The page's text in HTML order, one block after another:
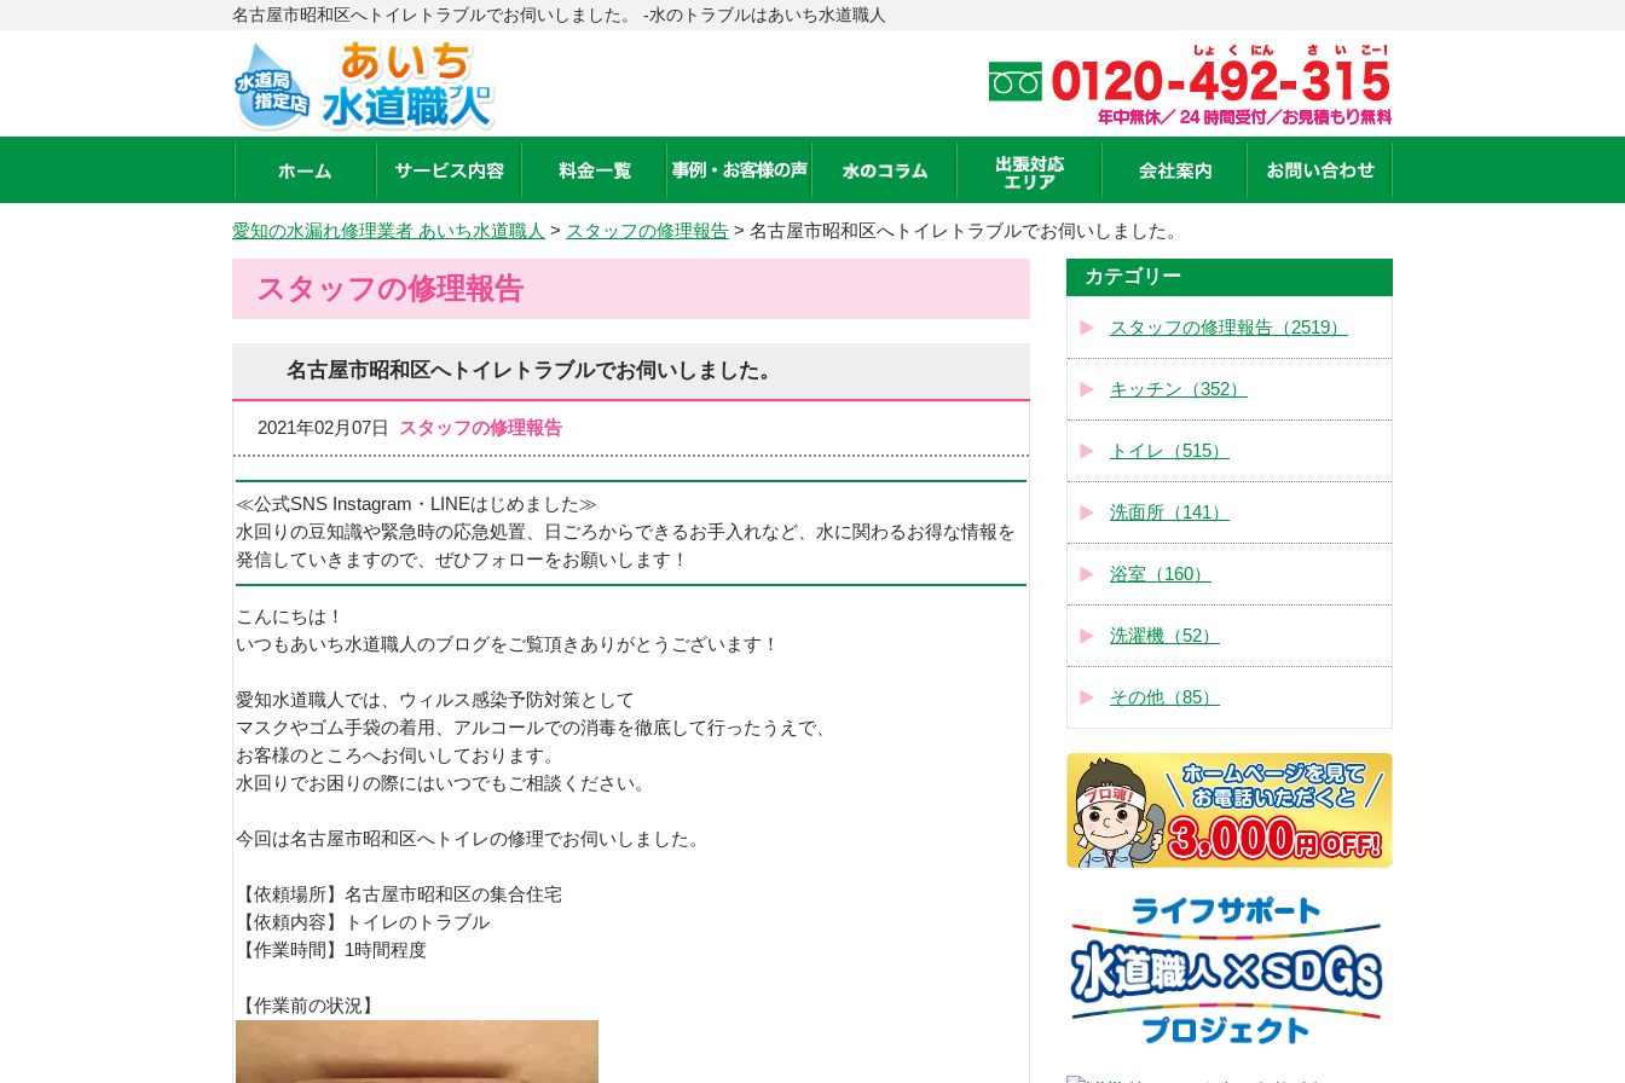
名古屋市昭和区へトイレトラブルでお伺いしました。 -水のトラブルはあいち水道職人
愛知の水漏れ修理業者 あいち水道職人 > スタッフの修理報告 > 名古屋市昭和区へトイレトラブルでお伺いしました。
スタッフの修理報告
名古屋市昭和区へトイレトラブルでお伺いしました。
2021年02月07日 スタッフの修理報告
≪公式SNS Instagram・LINEはじめました≫
水回りの豆知識や緊急時の応急処置、日ごろからできるお手入れなど、水に関わるお得な情報を
発信していきますので、ぜひフォローをお願いします！
こんにちは！
いつもあいち水道職人のブログをご覧頂きありがとうございます！
愛知水道職人では、ウィルス感染予防対策として
マスクやゴム手袋の着用、アルコールでの消毒を徹底して行ったうえで、
お客様のところへお伺いしております。
水回りでお困りの際にはいつでもご相談ください。
今回は名古屋市昭和区へトイレの修理でお伺いしました。
【依頼場所】名古屋市昭和区の集合住宅
【依頼内容】トイレのトラブル
【作業時間】1時間程度
【作業前の状況】
カテゴリー
スタッフの修理報告（2519）
キッチン（352）
トイレ（515）
洗面所（141）
浴室（160）
洗濯機（52）
その他（85）